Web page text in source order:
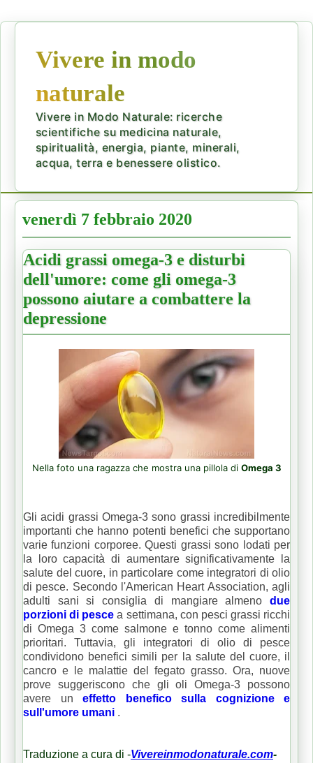
Vivere in modo
naturale
Vivere in Modo Naturale: ricerche
scientifiche su medicina naturale,
spiritualità, energia, piante, minerali,
acqua, terra e benessere olistico.
venerdì 7 febbraio 2020
Acidi grassi omega-3 e disturbi
dell'umore: come gli omega-3
possono aiutare a combattere la
depressione
Nella foto una ragazza che mostra una pillola di Omega 3
Gli acidi grassi Omega-3 sono grassi incredibilmente
importanti che hanno potenti benefici che supportano
varie funzioni corporee.Questi grassi sono lodati per
la loro capacità di aumentare significativamente la
salute del cuore, in particolare come integratori di olio
di pesce. Secondo l'American Heart Association, agli
adulti sani si consiglia di mangiare almeno due
porzioni di pesce a settimana, con pesci grassi ricchi
di Omega 3 come salmone e tonno come alimenti
prioritari. Tuttavia, gli integratori di olio di pesce
condividono benefici simili per la salute del cuore, il
cancro e le malattie del fegato grasso. Ora, nuove
prove suggeriscono che gli oli Omega-3 possono
avere un effetto benefico sulla cognizione e
sull'umore umani .
Traduzione a cura di -Vivereinmodonaturale.com-